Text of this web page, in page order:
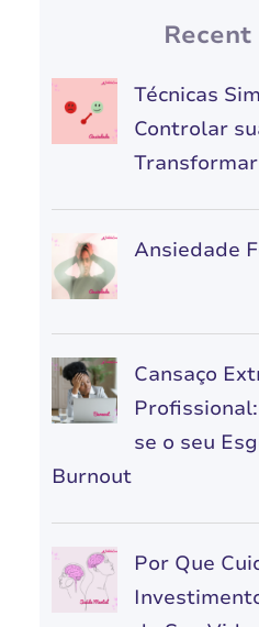
Técnicas
Controlar
Ansiedade
Cansaço
se o seu
Burnout
Por Que